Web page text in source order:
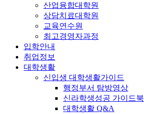
산업융합대학원
상담치료대학원
교육연수원
최고경영자과정
입학안내
취업정보
대학생활
신입생 대학생활가이드
행정부서 탐방영상
신라학생성공 가이드북
대학생활 Q&A